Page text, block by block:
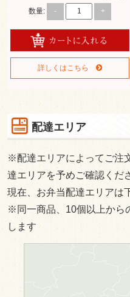
スポーツ・学校行事
行楽・観光・ロケ弁
会合・お集り
価格で選ぶ
～500円
501円～999円
1,000円～1,499円
1,500円～1,999円
2,000円～2,499円
2,500円～
種類で選ぶ
肉メイン
魚メイン
数量: - +
詳しくはこちら
配達エリア
※配達エリアによってご注
達エリアを予めご確認くだ
現在、お弁当配達エリアは
※同一商品、10個以上から
します